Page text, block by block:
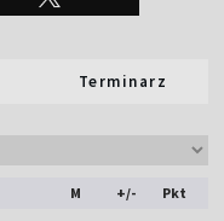
Terminarz
M +/- Pkt